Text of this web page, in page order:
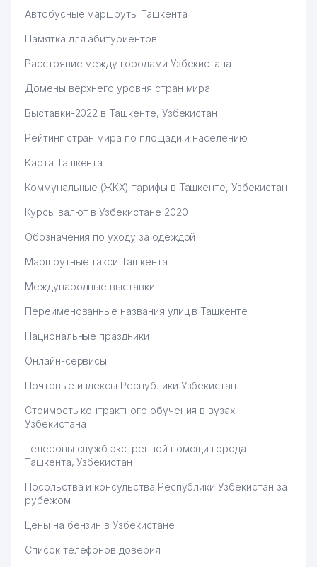
СНАБЖЕНИЯ МВД РУз
44 FUSION FOOD ООО
LINEAR PANEL ООО
49
НОТАРИАЛЬНАЯ КОНТОРА №8
МИРАБАДСКОГО РАЙОНА
809 м
53
РЕСПУБЛИКИ БАНГЛАДЕШ
841 м
56
РЕСУРСОВ ГП
923 м
57
ГОСУДАРСТВЕННЫЙ МУЗЕЙ
ГЕОЛОГИИ
928 м
58 ГОСГЕОЛИНФОРМЦЕНТР ГП 930 м
ДОРОЖНЫЙ ФОНД ПРИ
Автобусные маршруты Ташкента
Памятка для абитуриентов
Расстояние между городами Узбекистана
Домены верхнего уровня стран мира
Выставки-2022 в Ташкенте, Узбекистан
Рейтинг стран мира по площади и населению
Карта Ташкента
Коммунальные (ЖКХ) тарифы в Ташкенте, Узбекистан
Курсы валют в Узбекистане 2020
Обозначения по уходу за одеждой
Маршрутные такси Ташкента
Международные выставки
Переименованные названия улиц в Ташкенте
Национальные праздники
Онлайн-сервисы
Почтовые индексы Республики Узбекистан
Стоимость контрактного обучения в вузах
Узбекистана
Телефоны служб экстренной помощи города
Ташкента, Узбекистан
Посольства и консульства Республики Узбекистан за
рубежом
Цены на бензин в Узбекистане
Список телефонов доверия